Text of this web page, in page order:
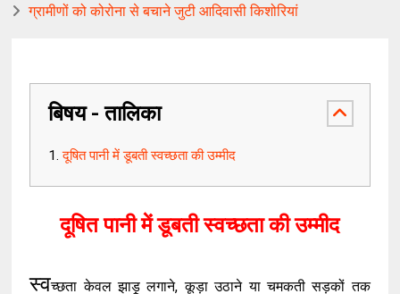
ग्रामीणों को कोरोना से बचाने जुटी आदिवासी किशोरियां
बिषय - तालिका
दूषित पानी में डूबती स्वच्छता की उम्मीद
दूषित पानी में डूबती स्वच्छता की उम्मीद
स्वच्छता केवल झाड़ू लगाने, कूड़ा उठाने या चमकती सड़कों तक